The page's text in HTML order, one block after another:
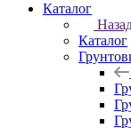
Каталог
Каталог